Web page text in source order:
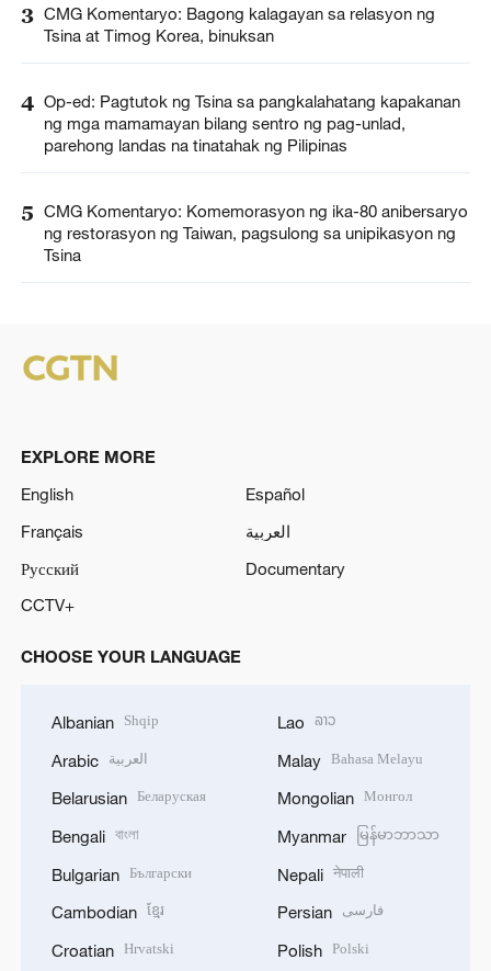
3 CMG Komentaryo: Bagong kalagayan sa relasyon ng
Tsina at Timog Korea, binuksan
4 Op-ed: Pagtutok ng Tsina sa pangkalahatang kapakanan
ng mga mamamayan bilang sentro ng pag-unlad,
parehong landas na tinatahak ng Pilipinas
5 CMG Komentaryo: Komemorasyon ng ika-80 anibersaryo
ng restorasyon ng Taiwan, pagsulong sa unipikasyon ng
Tsina
EXPLORE MORE
English
Español
Français
العربية
Русский
Documentary
CCTV+
CHOOSE YOUR LANGUAGE
Albanian Shqip
Arabic العربية
Belarusian Беларуская
Bengali বাংলা
Bulgarian Български
Cambodian ខ្មែរ
Croatian Hrvatski
Lao ລາວ
Malay Bahasa Melayu
Mongolian Монгол
Myanmar မြန်မာဘာသာ
Nepali नेपाली
Persian فارسی
Polish Polski